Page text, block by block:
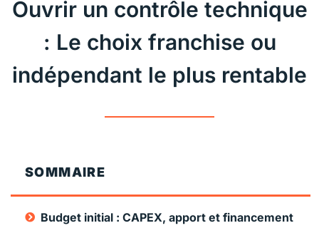
Ouvrir un contrôle technique
: Le choix franchise ou
indépendant le plus rentable
SOMMAIRE
Budget initial : CAPEX, apport et financement